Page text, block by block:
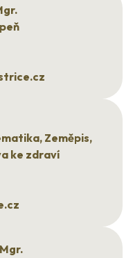
Zeměpis,
ke zdraví